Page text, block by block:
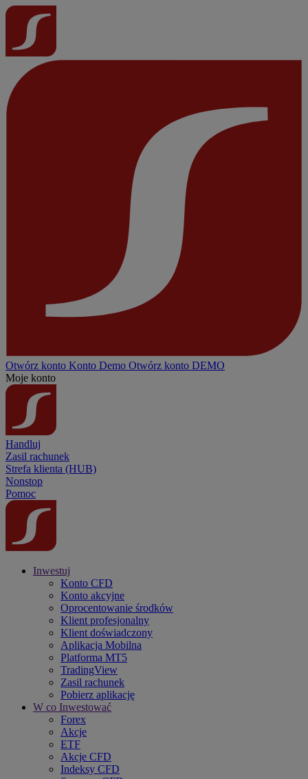
Otwórz konto Konto Demo Otwórz konto DEMO
Moje konto
Handluj
Zasil rachunek
Strefa klienta (HUB)
Nonstop
Pomoc
Inwestuj
Konto CFD
Konto akcyjne
Oprocentowanie środków
Klient profesjonalny
Klient doświadczony
Aplikacja Mobilna
Platforma MT5
TradingView
Zasil rachunek
Pobierz aplikację
W co Inwestować
Forex
Akcje
ETF
Akcje CFD
Indeksy CFD